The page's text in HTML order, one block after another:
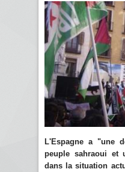
L'Espagne a "une
peuple sahraoui et
dans la situation